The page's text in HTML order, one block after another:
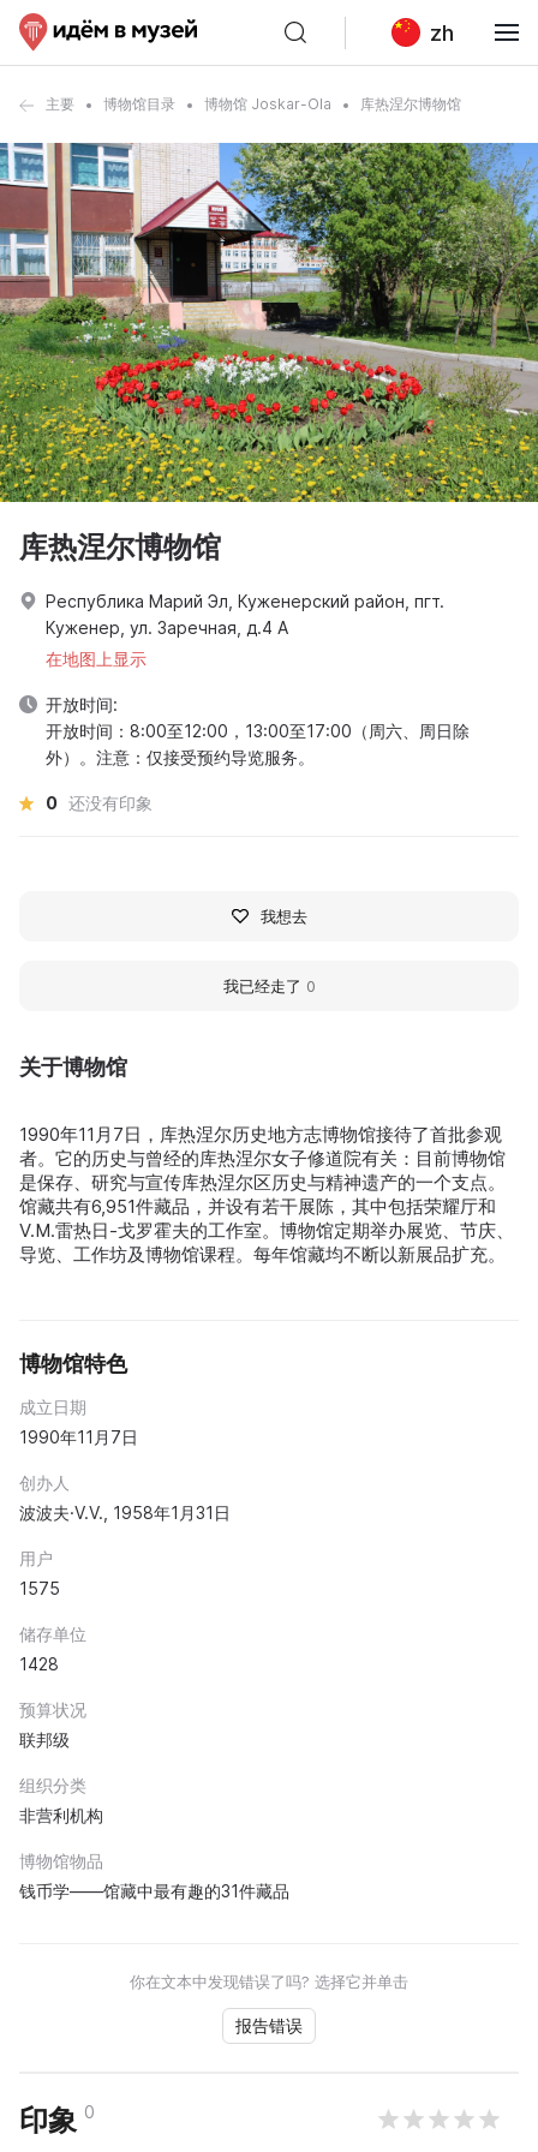
zh
主要 博物馆目录 博物馆 Joskar-Ola 库热涅尔博物馆
关于博物馆
1990年11月7日，库热涅尔历史地方志博物馆接待了首批参观
者。它的历史与曾经的库热涅尔女子修道院有关：目前博物馆
是保存、研究与宣传库热涅尔区历史与精神遗产的一个支点。
馆藏共有6,951件藏品，并设有若干展陈，其中包括荣耀厅和
V.M.雷热日-戈罗霍夫的工作室。博物馆定期举办展览、节庆、
导览、工作坊及博物馆课程。每年馆藏均不断以新展品扩充。
博物馆特色
成立日期
1990年11月7日
创办人
波波夫·V.V., 1958年1月31日
用户
1575
储存单位
1428
预算状况
联邦级
组织分类
非营利机构
博物馆物品
钱币学——馆藏中最有趣的31件藏品
你在文本中发现错误了吗? 选择它并单击
报告错误
印象 0
库热涅尔博物馆
Республика Марий Эл, Куженерский район, пгт.
Куженер, ул. Заречная, д.4 А
在地图上显示
开放时间:
开放时间：8:00至12:00，13:00至17:00（周六、周日除
外）。注意：仅接受预约导览服务。
0 还没有印象
我想去
我已经走了 0